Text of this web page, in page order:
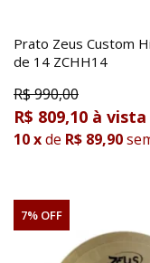
Prato Zeus Custom
de 14 ZCHH14
R$990,00
R$ 809,10
10xde R$ 89,90
7% OFF